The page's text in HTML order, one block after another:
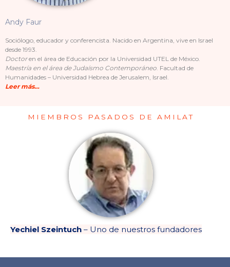
Andy Faur
Sociólogo, educador y conferencista. Nacido en Argentina, vive en Israel
desde 1993.
Doctoren el área de Educación por la Universidad UTEL de México.
Maestría en el área de Judaísmo Contemporáneo . Facultad de
Humanidades – Universidad Hebrea de Jerusalem, Israel.
Leer más…
MIEMBROS PASADOS DE AMILAT
Yechiel Szeintuch – Uno de nuestros fundadores